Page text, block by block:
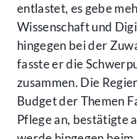
entlastet, es gebe
Wissenschaft und
hingegen bei der
fasste er die
zusammen. Die
Budget der Themen
Pflege an, bestätigte